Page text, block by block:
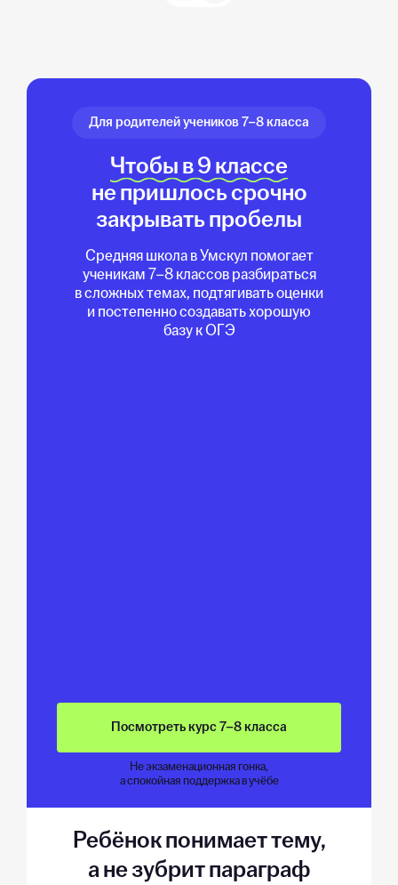
Ребёнок понимает тему,
а не зубрит параграф
Для родителей учеников 7–8 класса
Средняя школа в Умскул помогает
ученикам 7–8 классов разбираться
в сложных темах, подтягивать оценки
и постепенно создавать хорошую
базу к ОГЭ
Чтобы в 9 классе
не пришлось срочно
закрывать пробелы
Не экзаменационная гонка,
а спокойная поддержка в учёбе
Посмотреть курс 7–8 класса